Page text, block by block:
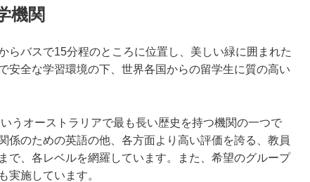
機関
らバスで15分程のところに位置し、美しい緑に囲まれた
安全な学習環境の下、世界各国からの留学生に質の高い
うオーストラリアで最も長い歴史を持つ機関の一つで
係のための英語の他、各方面より高い評価を誇る、教員
で、各レベルを網羅しています。また、希望のグループ
実施しています。